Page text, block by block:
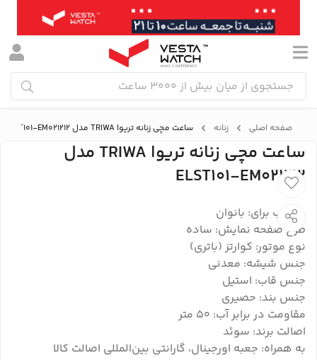
صفحه اصلی زنانه ساعت مچی زنانه تریوا TRIWA مدل ELST101-EM021212
ساعت مچی زنانه تریوا TRIWA مدل
ELST101-EM021212
مناسب برای: بانوان
طرح صفحه نمایش: ساده
نوع موتور: کوارتز (باتری)
جنس شیشه: معدنی
جنس قاب: استیل
جنس بند: حصیری
مقاومت در برابر آب: 50 متر
اصالت برند: سوئد
به همراه: جعبه اورجینال، گارانتی بین‌المللی اصالت کالا